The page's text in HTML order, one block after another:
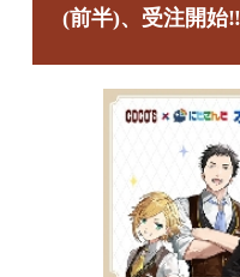
(前半)、受注開始‼